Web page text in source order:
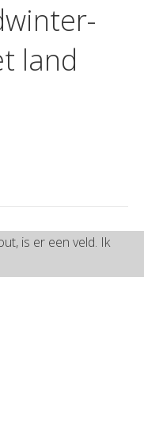
land
is er een veld. Ik